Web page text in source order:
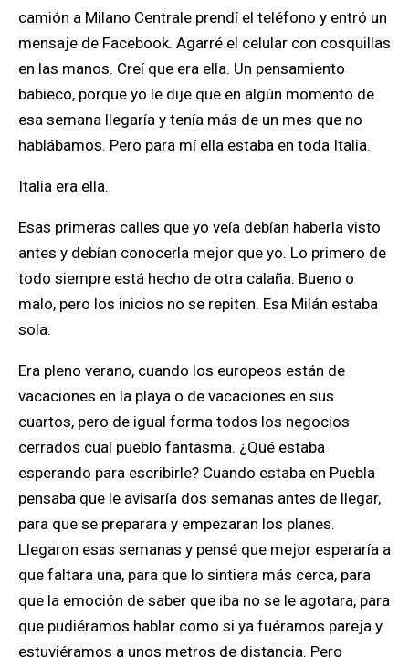
camión a Milano Centrale prendí el teléfono y entró un
mensaje de Facebook. Agarré el celular con cosquillas
en las manos. Creí que era ella. Un pensamiento
babieco, porque yo le dije que en algún momento de
esa semana llegaría y tenía más de un mes que no
hablábamos. Pero para mí ella estaba en toda Italia.
Italia era ella.
Esas primeras calles que yo veía debían haberla visto
antes y debían conocerla mejor que yo. Lo primero de
todo siempre está hecho de otra calaña. Bueno o
malo, pero los inicios no se repiten. Esa Milán estaba
sola.
Era pleno verano, cuando los europeos están de
vacaciones en la playa o de vacaciones en sus
cuartos, pero de igual forma todos los negocios
cerrados cual pueblo fantasma. ¿Qué estaba
esperando para escribirle? Cuando estaba en Puebla
pensaba que le avisaría dos semanas antes de llegar,
para que se preparara y empezaran los planes.
Llegaron esas semanas y pensé que mejor esperaría a
que faltara una, para que lo sintiera más cerca, para
que la emoción de saber que iba no se le agotara, para
que pudiéramos hablar como si ya fuéramos pareja y
estuviéramos a unos metros de distancia. Pero